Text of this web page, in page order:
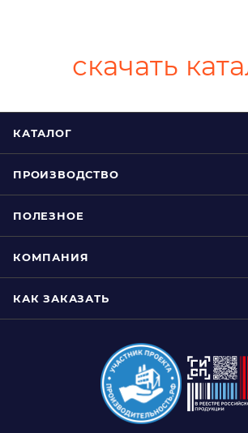
скачать
КАТАЛОГ
ПРОИЗВОДСТВО
ПОЛЕЗНОЕ
КОМПАНИЯ
КАК ЗАКАЗАТЬ